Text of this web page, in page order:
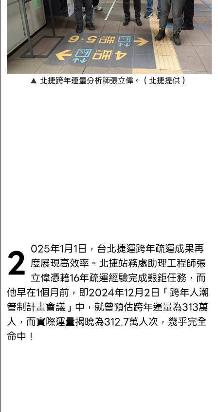
北捷跨年運量分析師張立偉。（北捷提供）
2025年1月1日，台北捷運跨年疏運成果再 度展現高效率。北捷站務處助理工程師張
立偉憑藉16年疏運經驗完成艱鉅任務，而
他早在1個月前，即2024年12月2日「跨年人潮
管制計畫會議」中，就曾預估跨年運量為313萬
人，而實際運量揭曉為312.7萬人次，幾乎完全
命中！